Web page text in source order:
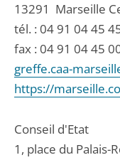
13291 Marseille
tél. : 04 91 04 45
fax : 04 91 04 45
greffe.caa-
https://
Conseil d'Etat
1, place du Palais-